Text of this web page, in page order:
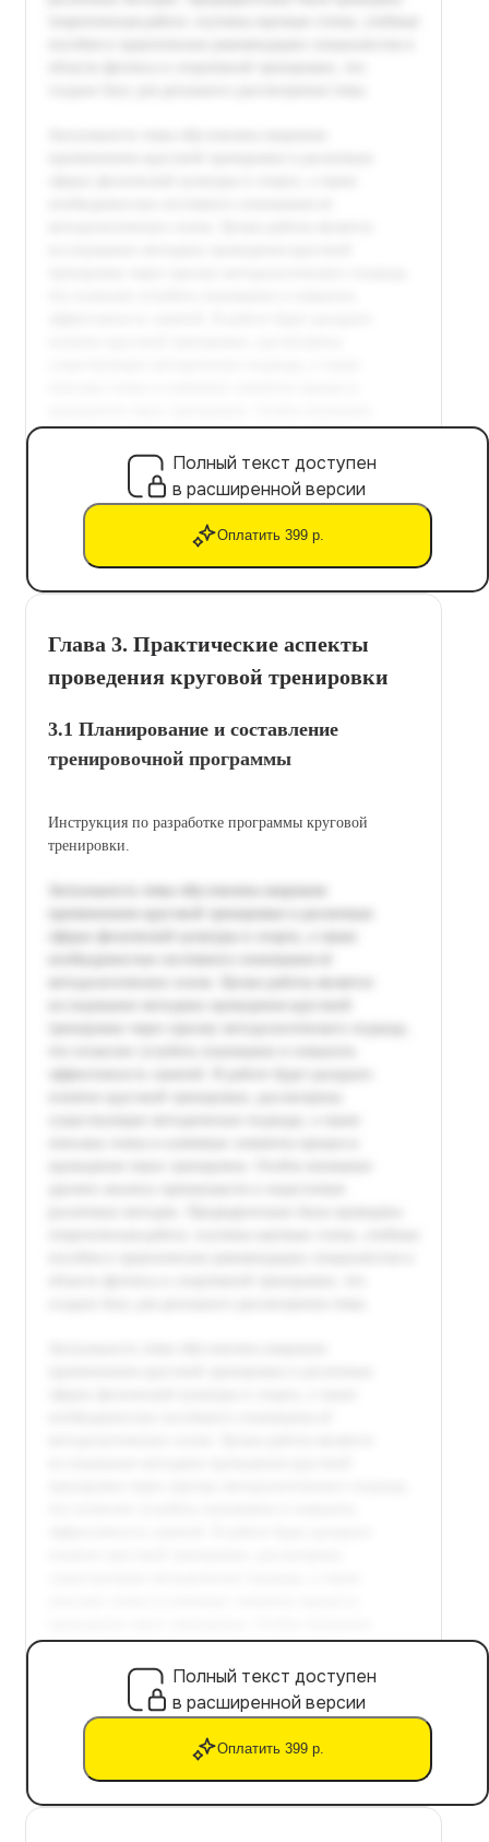
Полный текст доступен
в расширенной версии
Оплатить 399 р.
Глава 3. Практические аспекты
проведения круговой тренировки
3.1 Планирование и составление
тренировочной программы
Инструкция по разработке программы круговой
тренировки.
Полный текст доступен
в расширенной версии
Оплатить 399 р.